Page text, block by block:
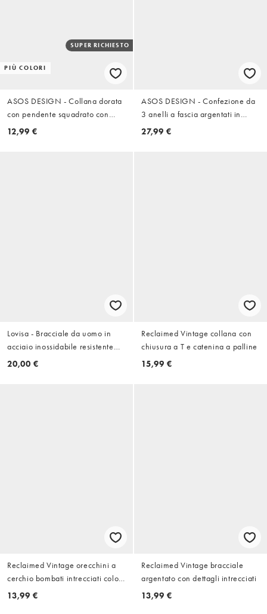
PIÙ COLORI
SUPER RICHIESTO
ASOS DESIGN - Collana dorata
con pendente squadrato con
pietra occhio di tigre
12,99 €
ASOS DESIGN - Confezione da
3 anelli a fascia argentati in
acciaio inossidabile resistente
27,99 €
Lovisa - Bracciale da uomo in
acciaio inossidabile resistente
all'acqua con perline
20,00 €
Reclaimed Vintage collana con
chiusura a T e catenina a palline
15,99 €
Reclaimed Vintage orecchini a
cerchio bombati intrecciati color
argento
13,99 €
Reclaimed Vintage bracciale
argentato con dettagli intrecciati
13,99 €